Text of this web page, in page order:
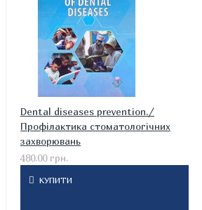
Dental diseases prevention./
Профілактика стоматологічних
захворювань
480.00 грн.
КУПИТИ